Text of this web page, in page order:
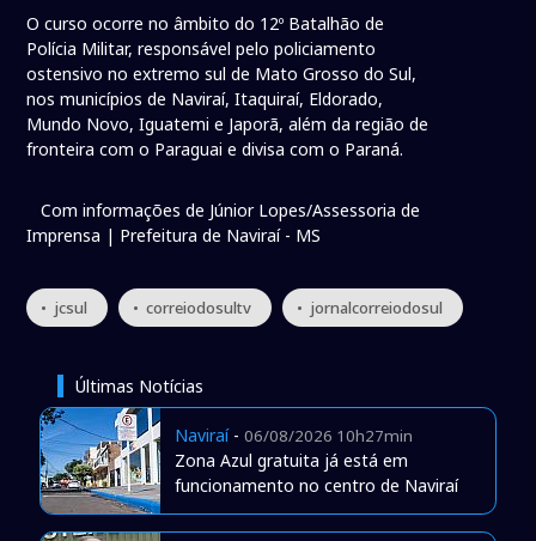
O curso ocorre no âmbito do 12º Batalhão de
Polícia Militar, responsável pelo policiamento
ostensivo no extremo sul de Mato Grosso do Sul,
nos municípios de Naviraí, Itaquiraí, Eldorado,
Mundo Novo, Iguatemi e Japorã, além da região de
fronteira com o Paraguai e divisa com o Paraná.
Com informações de Júnior Lopes/Assessoria de
Imprensa | Prefeitura de Naviraí - MS
• jcsul • correiodosultv • jornalcorreiodosul
Últimas Notícias
Naviraí- 06/08/2026 10h27min
Zona Azul gratuita já está em
funcionamento no centro de Naviraí